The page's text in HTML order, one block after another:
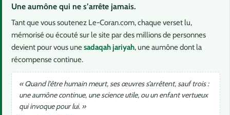
Une aumône qui ne s’arrête jamais.
Tant que vous soutenez Le-Coran.com, chaque verset lu,
mémorisé ou écouté sur le site par des millions de personnes
devient pour vous unesadaqah jariyah, une aumône dont la
récompense continue.
« Quand l’être humain meurt, ses œuvres s’arrêtent, sauf trois :
une aumône continue, une science utile, ou un enfant vertueux
qui invoque pour lui. »